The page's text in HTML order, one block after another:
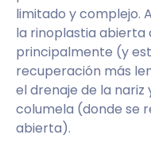
limitado y complejo.
la rinoplastia abierta
principalmente (y
recuperación más
el drenaje de la
columela (donde se
abierta).